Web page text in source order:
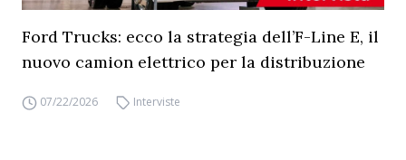
Ford Trucks: ecco la strategia dell’F-Line E, il
nuovo camion elettrico per la distribuzione
07/22/2026 Interviste